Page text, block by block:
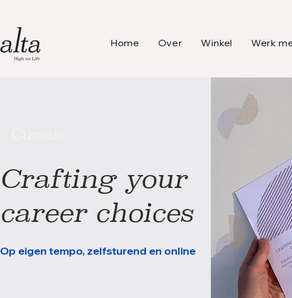
Home Over Winkel Werk
Crafting your
career choices
Op eigen tempo, zelfsturend en online